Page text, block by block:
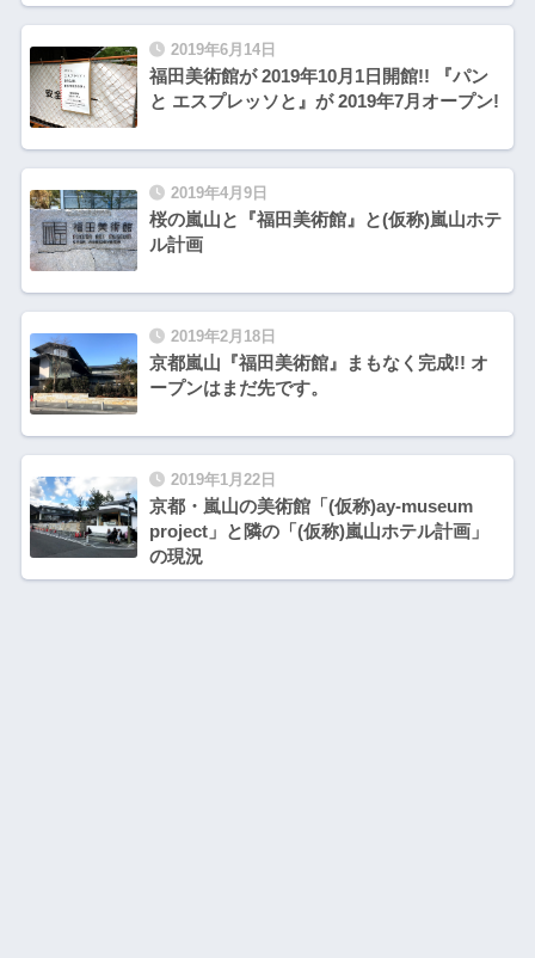
2019年6月14日
福田美術館が 2019年10月1日開館!! 『パン
と エスプレッソと』が 2019年7月オープン!
2019年4月9日
桜の嵐山と『福田美術館』と(仮称)嵐山ホテ
ル計画
2019年2月18日
京都嵐山『福田美術館』まもなく完成!! オ
ープンはまだ先です。
2019年1月22日
京都・嵐山の美術館「(仮称)ay-museum
project」と隣の「(仮称)嵐山ホテル計画」
の現況